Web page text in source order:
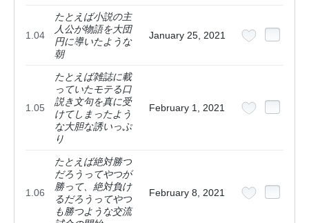
1.04
たとえば小説の主
人公が物語を大団
円に導いたような
朝
January 25, 2021
1.05
たとえば雑誌に載
っていたモテる口
説き文句を真に受
けてしまったよう
な大胆な誘いっぷ
り
February 1, 2021
1.06
たとえば絶対勝つ
だろうってやつが
勝って、絶対負け
るだろうってやつ
も勝つような交流
February 8, 2021